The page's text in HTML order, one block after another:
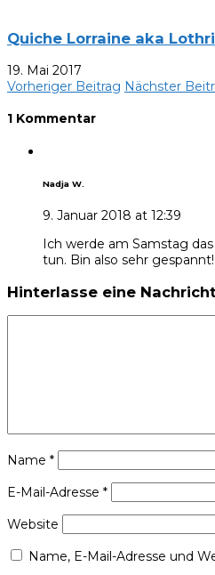
Quiche Lorraine aka
19. Mai 2017
Vorheriger Beitrag Nächster
1 Kommentar
Nadja W.
9. Januar 2018 at 12:39
Ich werde am Samstag
tun. Bin also sehr
Hinterlasse eine
Name *
E-Mail-Adresse *
Website
Name, E-Mail-Adresse und